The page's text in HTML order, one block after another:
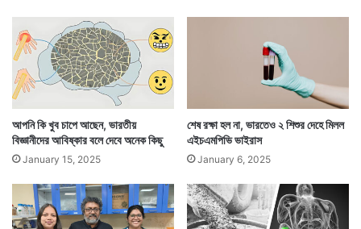
সেটা কোনও রান্নার গন্ধ হতে পারে, কোনও সুগন্ধির গন্ধ হতে
আপনি কি খুব চাপে আছেন, ভারতীয়
বিজ্ঞানীদের আবিষ্কার বলে দেবে অনেক কিছু
January 15, 2025
শেষ রক্ষা হল না, ভারতেও ২ শিশুর দেহে মিলল
এইচএমপিভি ভাইরাস
January 6, 2025